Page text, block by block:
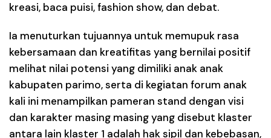
kreasi, baca puisi, fashion show, dan debat.
Ia menuturkan tujuannya untuk memupuk rasa
kebersamaan dan kreatifitas yang bernilai positif
melihat nilai potensi yang dimiliki anak anak
kabupaten parimo, serta di kegiatan forum anak
kali ini menampilkan pameran stand dengan visi
dan karakter masing masing yang disebut klaster
antara lain klaster 1 adalah hak sipil dan kebebasan,